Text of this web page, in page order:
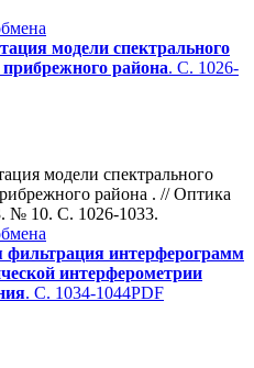
модели спектрального
района. С. 1026-
модели спектрального
района . // Оптика
№ 10. С. 1026-1033.
фильтрация интерферограмм
интерферометрии
. С. 1034-1044PDF